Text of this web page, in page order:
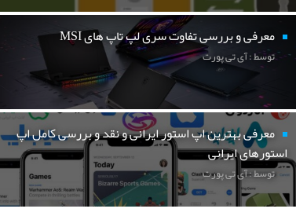
معرفی و بررسی تفاوت سری لپ تاپ های MSI
توسط : آی تی پورت
معرفی بهترین اپ استور ایرانی و نقد و بررسی کامل اپ
استورهای ایرانی
توسط : آی تی پورت